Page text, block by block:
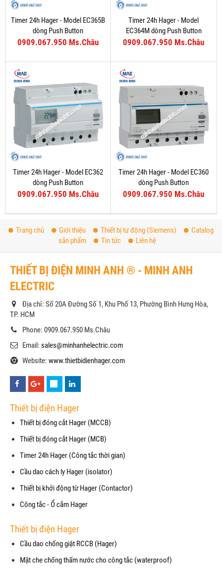
Timer 24h Hager - Model EC365B
dòng Push Button
0909.067.950 Ms.Châu
Timer 24h Hager - Model
EC364M dòng Push Button
0909.067.950 Ms.Châu
Timer 24h Hager - Model EC362
dòng Push Button
0909.067.950 Ms.Châu
Timer 24h Hager - Model EC360
dòng Push Button
0909.067.950 Ms.Châu
Trang chủ Giới thiệu Thiết bị tự động (Siemens)
Catalog
sản phẩm
Tin tức Liên hệ
THIẾT BỊ ĐIỆN MINH ANH ® - MINH ANH
ELECTRIC
Địa chỉ: Số 20A Đường Số 1, Khu Phố 13, Phường Bình Hưng Hòa,
TP. HCM
Phone: 0909.067.950 Ms.Châu
Email: sales@minhanhelectric.com
Website: www.thietbidienhager.com
Thiết bị điện Hager
Thiết bị đóng cắt Hager (MCCB)
Thiết bị đóng cắt Hager (MCB)
Timer 24h Hager (Công tắc thời gian)
Cầu dao cách ly Hager (isolator)
Thiết bị khởi động từ Hager (Contactor)
Công tắc - Ổ cắm Hager
Thiết bị điện Hager
Cầu dao chống giật RCCB (Hager)
Mặt che chống thấm nước cho công tắc (waterproof)